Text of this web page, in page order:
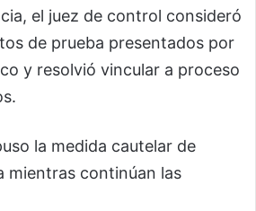
el juez de control consideró
de prueba presentados por
y resolvió vincular a proceso
la medida cautelar de
mientras continúan las